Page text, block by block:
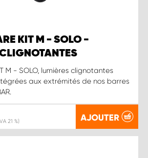
KIT M - SOLO -
M - SOLO, lumières clignotantes
aux extrémités de nos barres
21 %) AJOUTER